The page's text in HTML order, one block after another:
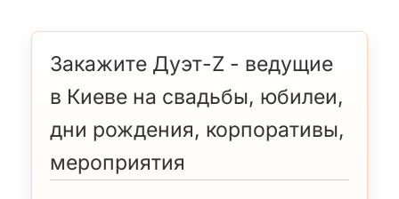
Закажите Дуэт-Z - ведущие
в Киеве на свадьбы, юбилеи,
дни рождения, корпоративы,
мероприятия